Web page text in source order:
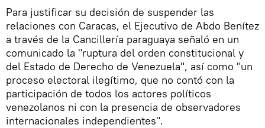
Para justificar su decisión de suspender las
relaciones con Caracas, el Ejecutivo de Abdo Benítez
a través de la Cancillería paraguaya señaló en un
comunicado la "ruptura del orden constitucional y
del Estado de Derecho de Venezuela", así como "un
proceso electoral ilegítimo, que no contó con la
participación de todos los actores políticos
venezolanos ni con la presencia de observadores
internacionales independientes".